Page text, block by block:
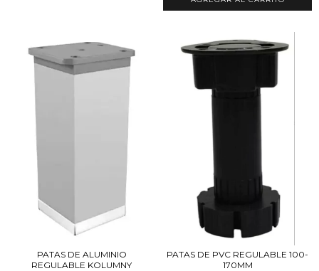
PATAS DE ALUMINIO
REGULABLE KOLUMNY
PATAS DE PVC REGULABLE 100-
170MM